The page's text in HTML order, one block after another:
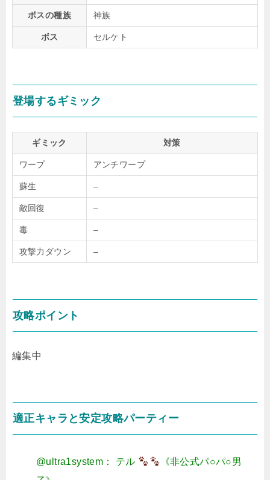
ボスの種族 神族
ボス セルケト
登場するギミック
ギミック 対策
ワープ アンチワープ
蘇生 –
敵回復 –
毒 –
攻撃力ダウン –
攻略ポイント
編集中
適正キャラと安定攻略パーティー
@ultra1system： テル
《非公式パ○パ○男